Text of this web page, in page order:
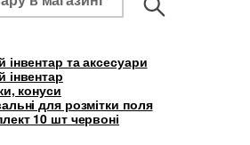
інвентар та аксесуари
інвентар
конуси
для розмітки поля
10 шт червоні